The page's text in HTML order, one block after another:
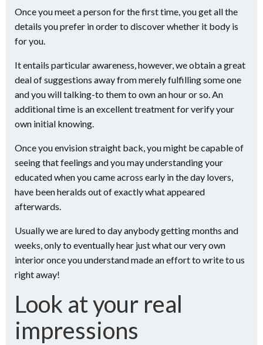
Once you meet a person for the first time, you get all the
details you prefer in order to discover whether it body is
for you.
It entails particular awareness, however, we obtain a great
deal of suggestions away from merely fulfilling some one
and you will talking-to them to own an hour or so. An
additional time is an excellent treatment for verify your
own initial knowing.
Once you envision straight back, you might be capable of
seeing that feelings and you may understanding your
educated when you came across early in the day lovers,
have been heralds out of exactly what appeared
afterwards.
Usually we are lured to day anybody getting months and
weeks, only to eventually hear just what our very own
interior once you understand made an effort to write to us
right away!
Look at your real
impressions